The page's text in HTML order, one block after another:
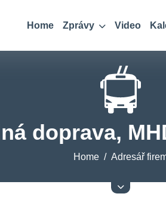
Home Zprávy Video
doprava,
Home Adresář